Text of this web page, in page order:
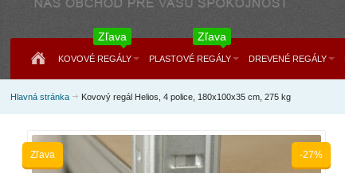
KOVOVÉ REGÁLY
Zľava
PLASTOVÉ REGÁLY
Zľava
DREVENÉ REGÁLY
Hlavná stránka Kovový regál Helios, 4 police, 180x100x35 cm, 275 kg
-27%
Zľava